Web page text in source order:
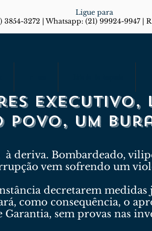
Ligue para
3854-3272 | Whatsapp: (21) 99924-9947 |
Executivo,
povo, um
à deriva. Bombardeado,
vem sofrendo um
decretarem
como consequência, o
sem provas nas